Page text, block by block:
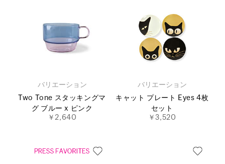
バリエーション
Two Tone スタッキングマ
グ ブルー x ピンク
￥2,640
バリエーション
キャット プレート Eyes 4枚
セット
￥3,520